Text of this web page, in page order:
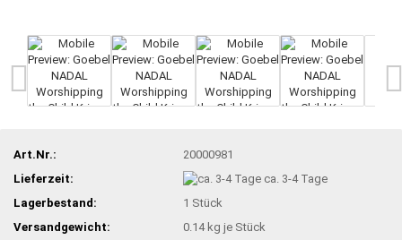
Art.Nr.:
20000981
Lieferzeit:
ca. 3-4 Tage
Lagerbestand:
1 Stück
Versandgewicht:
0.14kg je Stück